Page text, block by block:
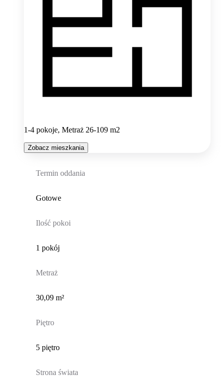
1-4 pokoje, Metraż 26-109 m2
Zobacz mieszkania
Termin oddania
Gotowe
Ilość pokoi
1 pokój
Metraż
30,09 m²
Piętro
5 piętro
Strona świata